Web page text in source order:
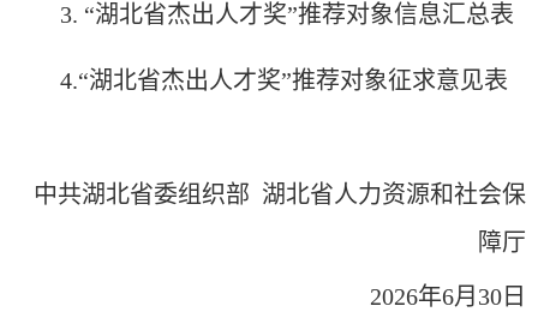
3. “湖北省杰出人才奖”推荐对象信息汇总表
4.“湖北省杰出人才奖”推荐对象征求意见表
中共湖北省委组织部 湖北省人力资源和社会保
障厅
2026年6月30日